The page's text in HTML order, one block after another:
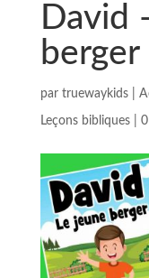
David
berger
par truewaykids|
Leçons bibliques|